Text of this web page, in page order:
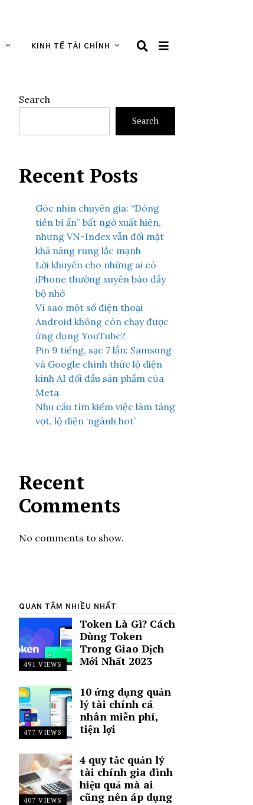
KINH TẾ TÀI CHÍNH
Search
Search
Recent Posts
Góc nhìn chuyên gia: “Dòng
tiền bí ẩn” bất ngờ xuất hiện,
nhưng VN-Index vẫn đối mặt
khả năng rung lắc mạnh
Lời khuyên cho những ai có
iPhone thường xuyên báo đầy
bộ nhớ
Vì sao một số điện thoại
Android không còn chạy được
ứng dụng YouTube?
Pin 9 tiếng, sạc 7 lần: Samsung
và Google chính thức lộ diện
kính AI đối đầu sản phẩm của
Meta
Nhu cầu tìm kiếm việc làm tăng
vọt, lộ diện ‘ngành hot’
Recent
Comments
No comments to show.
QUAN TÂM NHIỀU NHẤT
491 VIEWS
Token Là Gì? Cách
Dùng Token
Trong Giao Dịch
Mới Nhất 2023
477 VIEWS
10 ứng dụng quản
lý tài chính cá
nhân miễn phí,
tiện lợi
407 VIEWS
4 quy tắc quản lý
tài chính gia đình
hiệu quả mà ai
cũng nên áp dụng